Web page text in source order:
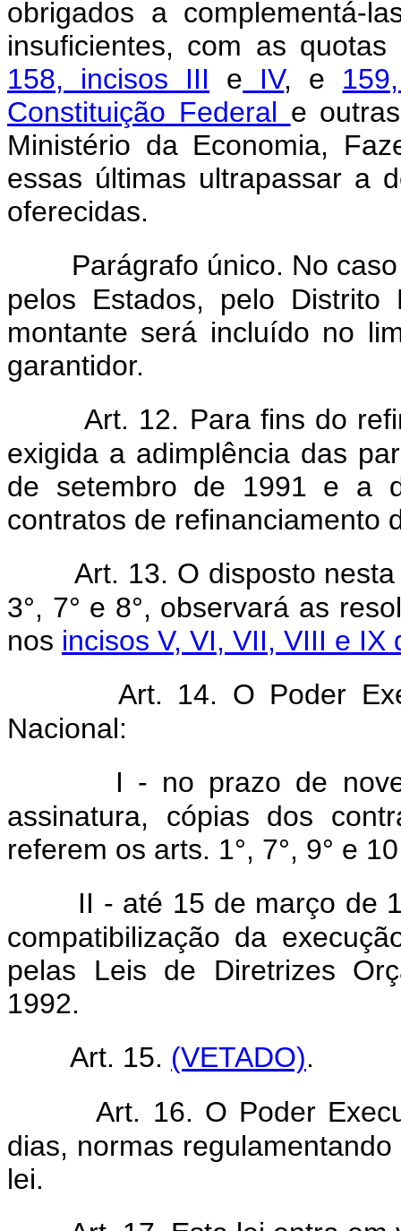
obrigados a complementá-
insuficientes, com as
158, incisos III e IV, e
Constituição Federal e
Ministério da Economia,
essas últimas ultrapassar a
oferecidas.
Parágrafo único. No
pelos Estados, pelo
montante será incluído no
garantidor.
Art. 12. Para fins do
exigida a adimplência das
de setembro de 1991 e a
contratos de refinanciamento
Art. 13. O disposto
3°, 7° e 8°, observará as
nos incisos V, VI, VII, VIII e
Art. 14. O Poder
Nacional:
I - no prazo de
assinatura, cópias dos
referem os arts. 1°, 7°, 9° e
II - até 15 de março de
compatibilização da
pelas Leis de Diretrizes
1992.
Art. 15. (VETADO).
Art. 16. O Poder
dias, normas
lei.